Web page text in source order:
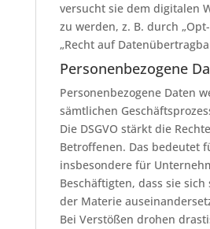
versucht sie dem digitalen
zu werden, z. B. durch
„Recht auf
Personenbezogene
Personenbezogene Daten
sämtlichen
Die DSGVO stärkt die
Betroffenen. Das bedeutet
insbesondere für
Beschäftigten, dass sie
der Materie
Bei Verstößen drohen